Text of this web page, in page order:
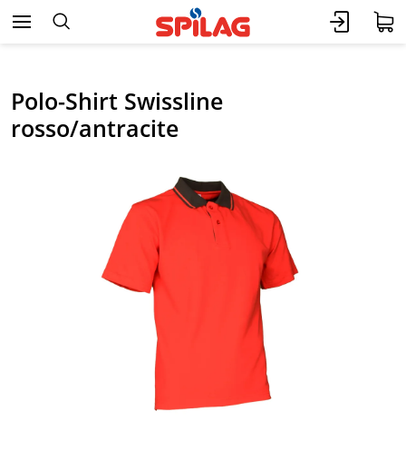
Polo-Shirt Swissline
rosso/antracite